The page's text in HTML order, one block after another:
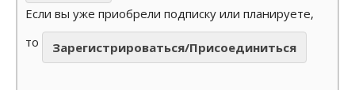
Если вы уже приобрели подписку или планируете,
то
Зарегистрироваться/Присоединиться